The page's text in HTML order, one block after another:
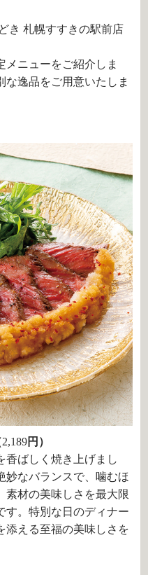
き 札幌すすきの駅前店
メニューをご紹介しま
な逸品をご用意いたしま
2,189円）
香ばしく焼き上げまし
妙なバランスで、噛むほ
素材の美味しさを最大限
す。特別な日のディナー
添える至福の美味しさを